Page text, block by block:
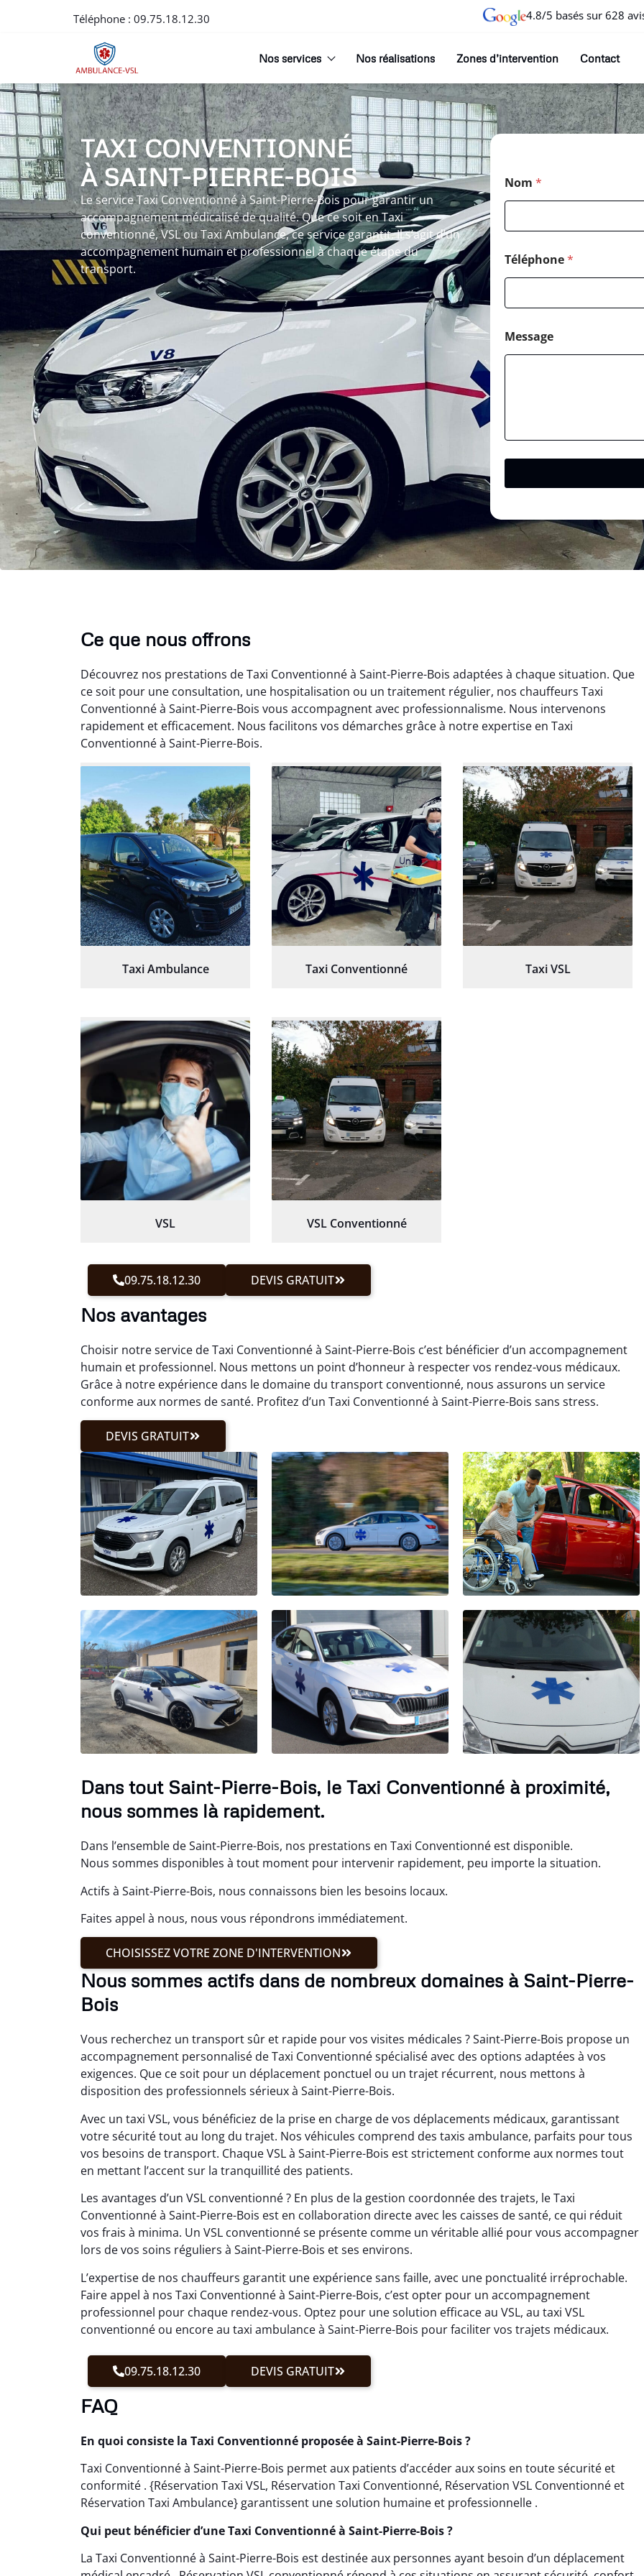
Téléphone : 09.75.18.12.30 4.8/5 basés sur 628
Nos services Nos réalisations Zones d’intervention Contact
TAXI CONVENTIONNÉ
À SAINT-PIERRE-BOIS
Le service Taxi Conventionné à Saint-Pierre-Bois pour garantir un
accompagnement médicalisé de qualité. Que ce soit en Taxi
conventionné, VSL ou Taxi Ambulance, ce service garantit. Il s’agit d’un
accompagnement humain et professionnel à chaque étape du
transport.
Nom *
Téléphone*
Message
Ce que nous offrons
Découvrez nos prestations de Taxi Conventionné à Saint-Pierre-Bois adaptées à chaque situation. Que
ce soit pour une consultation, une hospitalisation ou un traitement régulier, nos chauffeurs Taxi
Conventionné à Saint-Pierre-Bois vous accompagnent avec professionnalisme. Nous intervenons
rapidement et efficacement. Nous facilitons vos démarches grâce à notre expertise en Taxi
Conventionné à Saint-Pierre-Bois.
Taxi Ambulance Taxi Conventionné Taxi VSL
VSL VSL Conventionné
09.75.18.12.30 DEVIS GRATUIT
Nos avantages
Choisir notre service de Taxi Conventionné à Saint-Pierre-Bois c’est bénéficier d’un accompagnement
humain et professionnel. Nous mettons un point d’honneur à respecter vos rendez-vous médicaux.
Grâce à notre expérience dans le domaine du transport conventionné, nous assurons un service
conforme aux normes de santé. Profitez d’un Taxi Conventionné à Saint-Pierre-Bois sans stress.
DEVIS GRATUIT
Dans tout Saint-Pierre-Bois, le Taxi Conventionné à proximité,
nous sommes là rapidement.
Dans l’ensemble de Saint-Pierre-Bois, nos prestations en Taxi Conventionné est disponible.
Nous sommes disponibles à tout moment pour intervenir rapidement, peu importe la situation.
Actifs à Saint-Pierre-Bois, nous connaissons bien les besoins locaux.
Faites appel à nous, nous vous répondrons immédiatement.
CHOISISSEZ VOTRE ZONE D'INTERVENTION
Nous sommes actifs dans de nombreux domaines à Saint-Pierre-
Bois
Vous recherchez un transport sûr et rapide pour vos visites médicales ? Saint-Pierre-Bois propose un
accompagnement personnalisé de Taxi Conventionné spécialisé avec des options adaptées à vos
exigences. Que ce soit pour un déplacement ponctuel ou un trajet récurrent, nous mettons à
disposition des professionnels sérieux à Saint-Pierre-Bois.
Avec un taxi VSL, vous bénéficiez de la prise en charge de vos déplacements médicaux, garantissant
votre sécurité tout au long du trajet. Nos véhicules comprend des taxis ambulance, parfaits pour tous
vos besoins de transport. Chaque VSL à Saint-Pierre-Bois est strictement conforme aux normes tout
en mettant l’accent sur la tranquillité des patients.
Les avantages d’un VSL conventionné ? En plus de la gestion coordonnée des trajets, le Taxi
Conventionné à Saint-Pierre-Bois est en collaboration directe avec les caisses de santé, ce qui réduit
vos frais à minima. Un VSL conventionné se présente comme un véritable allié pour vous accompagner
lors de vos soins réguliers à Saint-Pierre-Bois et ses environs.
L’expertise de nos chauffeurs garantit une expérience sans faille, avec une ponctualité irréprochable.
Faire appel à nos Taxi Conventionné à Saint-Pierre-Bois, c’est opter pour un accompagnement
professionnel pour chaque rendez-vous. Optez pour une solution efficace au VSL, au taxi VSL
conventionné ou encore au taxi ambulance à Saint-Pierre-Bois pour faciliter vos trajets médicaux.
09.75.18.12.30 DEVIS GRATUIT
FAQ
En quoi consiste la Taxi Conventionné proposée à Saint-Pierre-Bois ?
Taxi Conventionné à Saint-Pierre-Bois permet aux patients d’accéder aux soins en toute sécurité et
conformité . {Réservation Taxi VSL, Réservation Taxi Conventionné, Réservation VSL Conventionné et
Réservation Taxi Ambulance} garantissent une solution humaine et professionnelle .
Qui peut bénéficier d’une Taxi Conventionné à Saint-Pierre-Bois ?
La Taxi Conventionné à Saint-Pierre-Bois est destinée aux personnes ayant besoin d’un déplacement
Arnaud Deschamps
30 janvier 2025
Très satisfait du transport,
tout s’est bien déroulé.
Chauffeur à l’écoute et
patient.
Jérémy Ferrand
8 septembre 2024
Transport ponctuel et
personnel très attentionné.
Très satisfait du service.